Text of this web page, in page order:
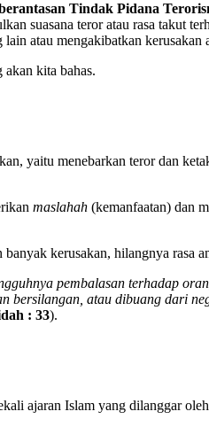
Tindak Pidana
suasana teror atau rasa takut
atau mengakibatkan
kita bahas.
yaitu menebarkan teror dan
maslahah (kemanfaatan) dan
kerusakan, hilangnya rasa
pembalasan terhadap
bersilangan, atau dibuang dari
: 33).
ajaran Islam yang dilanggar